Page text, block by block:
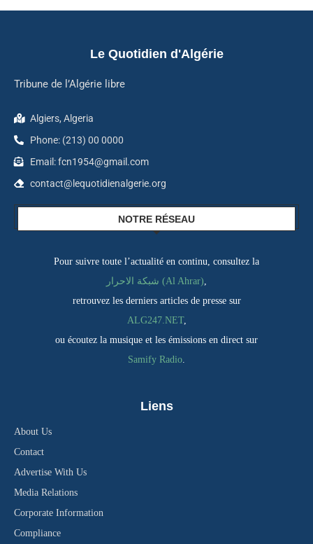
Le Quotidien d'Algérie
Tribune de l’Algérie libre
Algiers, Algeria
Phone: (213) 00 0000
Email: fcn1954@gmail.com
contact@lequotidienalgerie.org
NOTRE RÉSEAU
Pour suivre toute l’actualité en continu, consultez la
شبكة الاحرار (Al Ahrar),
retrouvez les derniers articles de presse sur
ALG247.NET,
ou écoutez la musique et les émissions en direct sur
Samify Radio.
Liens
About Us
Contact
Advertise With Us
Media Relations
Corporate Information
Compliance